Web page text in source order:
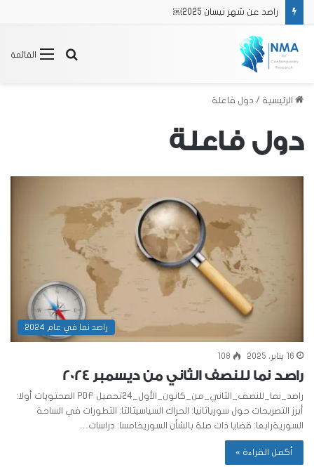
راصد عن الفترة من 16/2 حتى 31/3 2025
القائمة
بحث
الرئيسية / دول فاعلة
دول فاعلة
راصد نما في عام 2024
16 يناير، 2025 108
راصد نما للنصف الثاني من ديسمبر 2024
راصد_نما_للنصف_الثاني_من_كانون_الأول_24تحميل PDF المحتويات أولا:
أبرز التصريحات حول سورياثانيا: الحراك السياسيثالثا: التطورات في الساحة
السوريةرابعا: قضايا ذات صلة بالشأن السوريخامسا: دراسات…
أكمل القراءة »